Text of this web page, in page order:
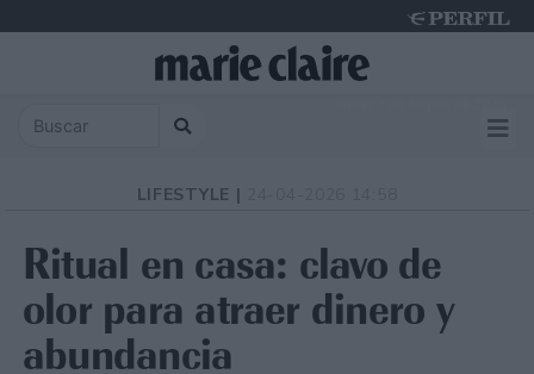
LIFESTYLE |
Ritual en casa: clavo de
olor para atraer dinero y
abundancia